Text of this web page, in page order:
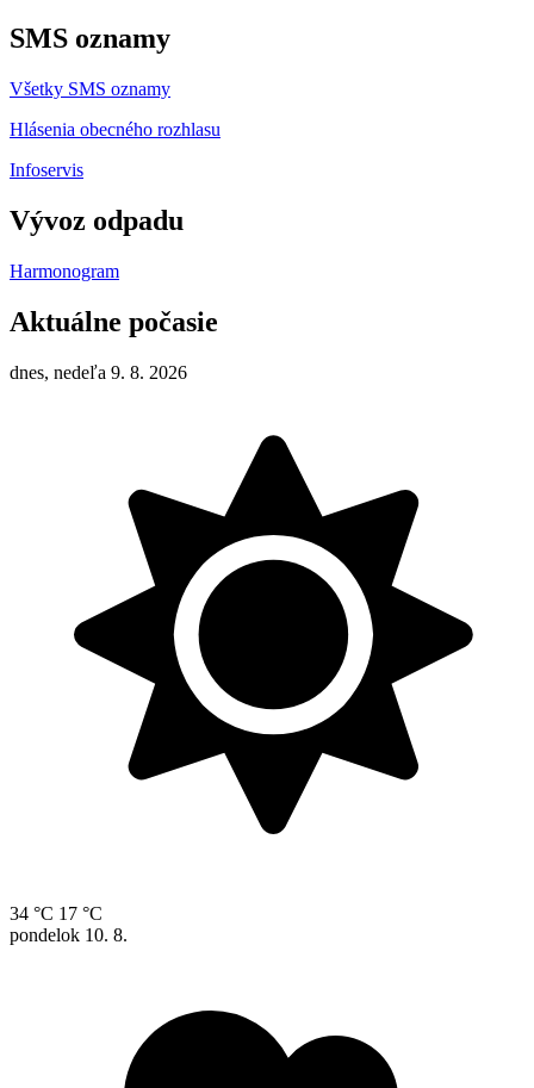
SMS oznamy
Všetky SMS oznamy
Hlásenia obecného rozhlasu
Infoservis
Vývoz odpadu
Harmonogram
Aktuálne počasie
dnes, nedeľa 9. 8. 2026
34 °C 17 °C
pondelok 10. 8.